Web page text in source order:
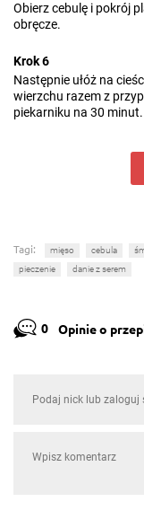
Obierz cebulę i pokrój
obręcze.
Krok 6
Następnie ułóż na
wierzchu razem z
piekarniku na 30 minut.
Tagi: mięso cebula
pieczenie
danie z serem
0 Opinie o